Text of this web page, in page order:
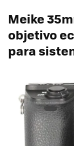
Meike
objetivo
para